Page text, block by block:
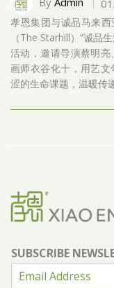
孝恩集团与诚品马来
（The Starhill）“诚品
活动，邀请导演蔡明
画师衣谷化十，用艺
涩的生命课题，温暖传
SUBSCRIBE